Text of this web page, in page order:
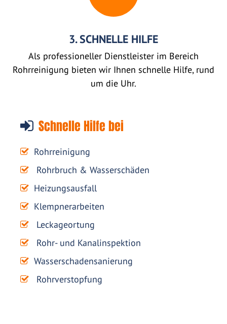
3. SCHNELLE HILFE
Als professioneller Dienstleister im Bereich
Rohrreinigung bieten wir Ihnen schnelle Hilfe, rund
um die Uhr.
Schnelle Hilfe bei
Rohrreinigung
Rohrbruch & Wasserschäden
Heizungsausfall
Klempnerarbeiten
Leckageortung
Rohr- und Kanalinspektion
Wasserschadensanierung
Rohrverstopfung